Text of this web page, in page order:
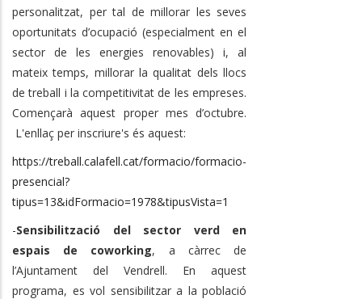
personalitzat, per tal de millorar les seves
oportunitats d’ocupació (especialment en el
sector de les energies renovables) i, al
mateix temps, millorar la qualitat dels llocs
de treball i la competitivitat de les empreses.
Començarà aquest proper mes d’octubre.
L'enllaç per inscriure's és aquest:
https://treball.calafell.cat/formacio/formacio-
presencial?
tipus=13&idFormacio=1978&tipusVista=1
-Sensibilització del sector verd en
espais de coworking, a càrrec de
l’Ajuntament del Vendrell. En aquest
programa, es vol sensibilitzar a la població